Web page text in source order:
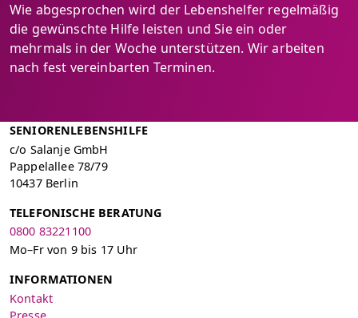
Wie abgesprochen wird der Lebenshelfer regelmäßig
die gewünschte Hilfe leisten und Sie ein oder
mehrmals in der Woche unterstützen. Wir arbeiten
nach fest vereinbarten Terminen.
SENIORENLEBENSHILFE
c/o Salanje GmbH
Pappelallee 78/79
10437 Berlin
TELEFONISCHE BERATUNG
0800 83221100
Mo–Fr von 9 bis 17 Uhr
INFORMATIONEN
Kontakt